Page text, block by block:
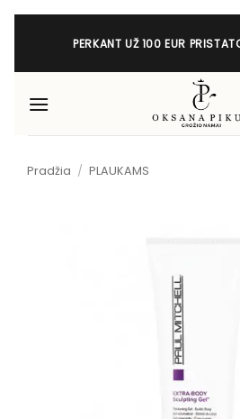
Skip
PERKANT UŽ 100 EUR
Pradžia / PLAUKAMS